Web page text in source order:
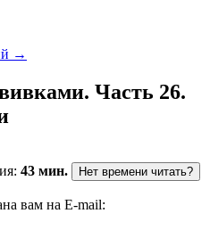
→
Часть 26.
43 мин. Нет времени читать?
вам на E-mail: